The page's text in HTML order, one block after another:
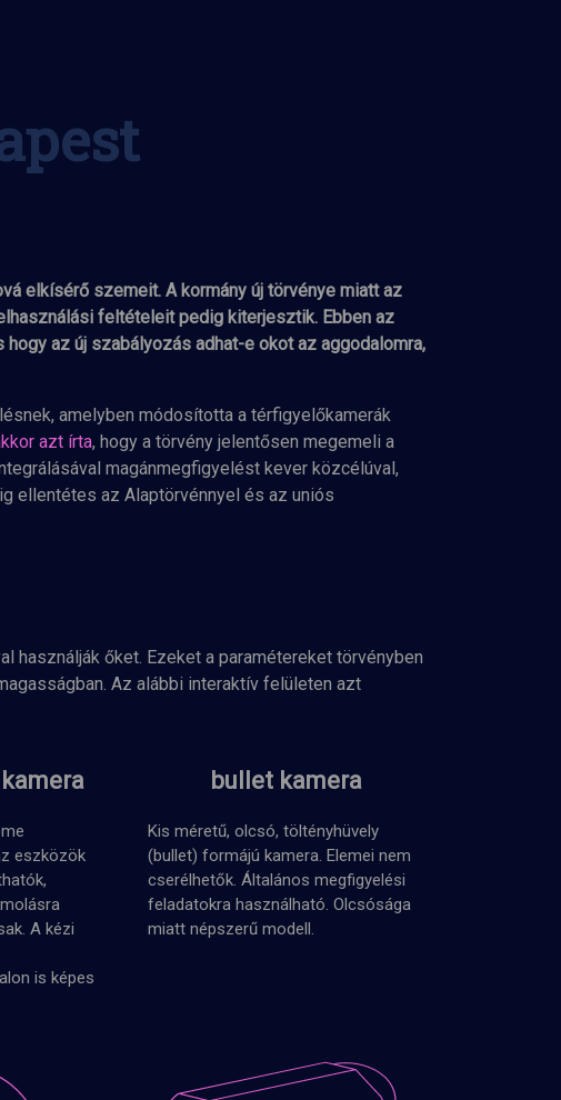
elkísérő szemeit. A kormány új törvénye miatt az
feltételeit pedig kiterjesztik. Ebben az
hogy az új szabályozás adhat-e okot az aggodalomra,
amelyben módosította a térfigyelőkamerák
azt írta, hogy a törvény jelentősen megemeli a
magánmegfigyelést kever közcélúval,
ellentétes az Alaptörvénnyel és az uniós
használják őket. Ezeket a paramétereket törvényben
Az alábbi interaktív felületen azt
eszközök
A kézi
is képes
bullet kamera
Kis méretű, olcsó, töltényhüvely
(bullet) formájú kamera. Elemei nem
cserélhetők. Általános megfigyelési
feladatokra használható. Olcsósága
miatt népszerű modell.